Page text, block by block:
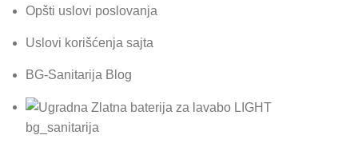
Opšti uslovi poslovanja
Uslovi korišćenja sajta
BG-Sanitarija Blog
bg_sanitarija